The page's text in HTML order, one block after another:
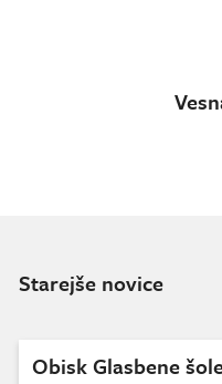
Starejše novice
Obisk Glasbene